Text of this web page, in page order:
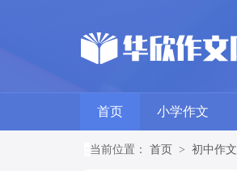
首页 小学作文
当前位置： 首页 > 初中作文